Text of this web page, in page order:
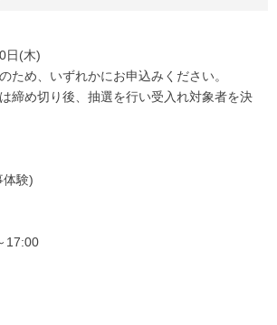
日(木)
め、いずれかにお申込みください。
め切り後、抽選を行い受入れ対象者を決
験)
17:00